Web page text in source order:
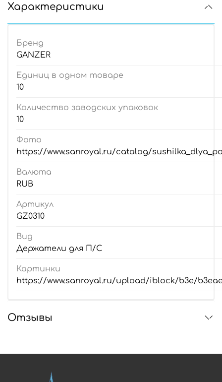
Характеристики
Бренд
GANZER
Единиц в одном товаре
10
Количество заводских упаковок
10
Фото
https://www.sanroyal.ru/catalog/
Валюта
RUB
Артикул
GZ0310
Вид
Держатели для П/С
Картинки
https://www.sanroyal.ru/upload/iblock/b3e/
Отзывы